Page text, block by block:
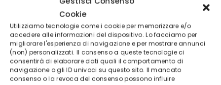
Cookie
Utilizziamo tecnologie come i cookie per memorizzare e/o
accedere alle informazioni del dispositivo. Lo facciamo per
migliorare l'esperienza di navigazione e per mostrare annunci
(non) personalizzati. Il consenso a queste tecnologie ci
consentirà di elaborare dati quali il comportamento di
navigazione o gli ID univoci su questo sito. Il mancato
consenso o la revoca del consenso possono influire
infatti scrivere commenti, opinioni, strategie,
suggerimenti e grafici fra loro. Sulla piattaforma
del broker finanziario si mettono in
comunicazione più persone.